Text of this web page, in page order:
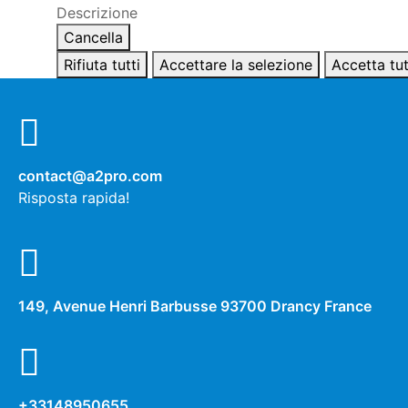
Descrizione
Cancella
Rifiuta tutti
Accettare la selezione Accetta
contact@a2pro.com
Risposta rapida!
149, Avenue Henri Barbusse 93700 Drancy France